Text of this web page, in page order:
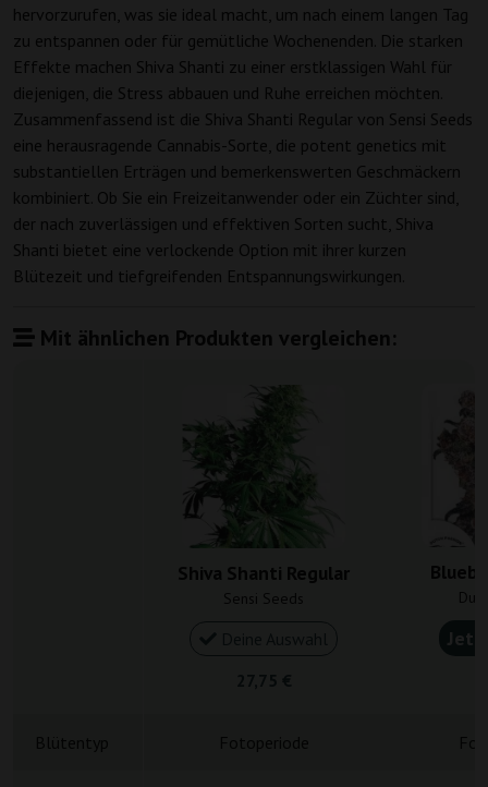
hervorzurufen, was sie ideal macht, um nach einem langen Tag
zu entspannen oder für gemütliche Wochenenden. Die starken
Effekte machen Shiva Shanti zu einer erstklassigen Wahl für
diejenigen, die Stress abbauen und Ruhe erreichen möchten.
Zusammenfassend ist die Shiva Shanti Regular von Sensi Seeds
eine herausragende Cannabis-Sorte, die potent genetics mit
substantiellen Erträgen und bemerkenswerten Geschmäckern
kombiniert. Ob Sie ein Freizeitanwender oder ein Züchter sind,
der nach zuverlässigen und effektiven Sorten sucht, Shiva
Shanti bietet eine verlockende Option mit ihrer kurzen
Blütezeit und tiefgreifenden Entspannungswirkungen.
Mit ähnlichen Produkten vergleichen:
Shiva Shanti Regular
Sensi Seeds